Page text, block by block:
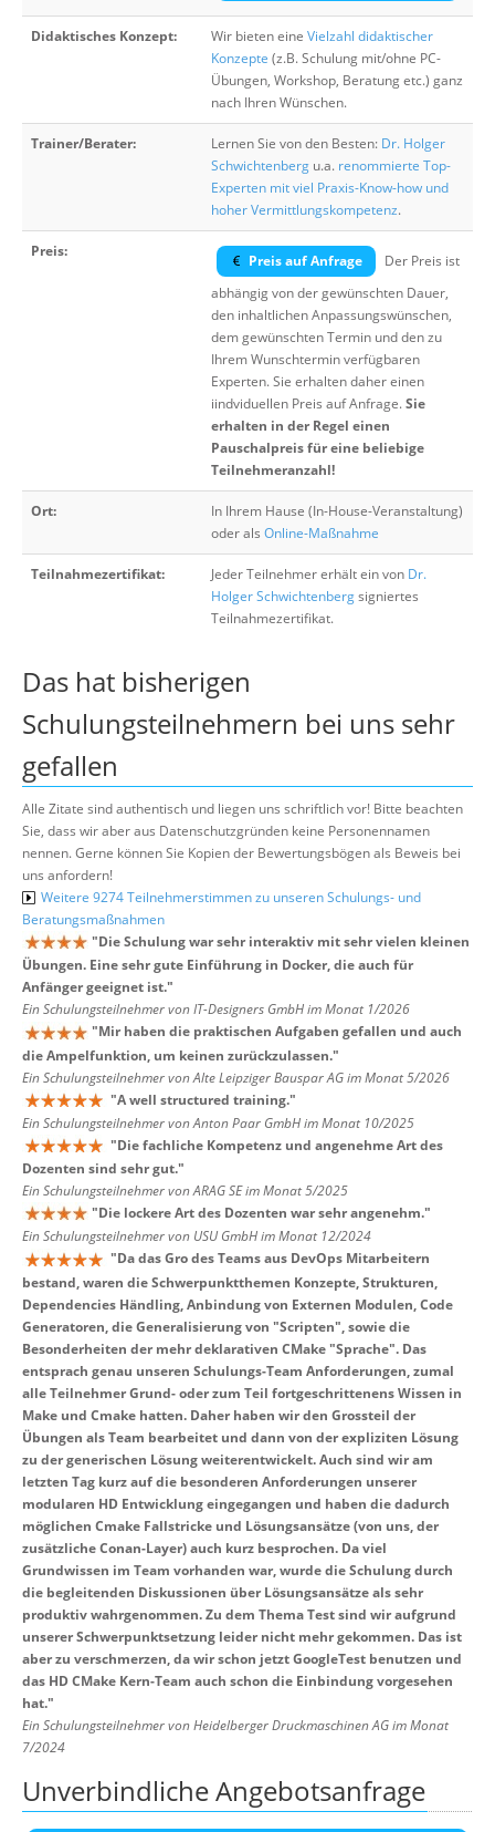
Didaktisches Konzept: Wir bieten eine Vielzahl didaktischer
Konzepte (z.B. Schulung mit/ohne PC-
Übungen, Workshop, Beratung etc.) ganz
nach Ihren Wünschen.
Trainer/Berater: Lernen Sie von den Besten: Dr. Holger
Schwichtenberg u.a. renommierte Top-
Experten mit viel Praxis-Know-how und
hoher Vermittlungskompetenz.
Preis:
Preis auf Anfrage
Der Preis ist
abhängig von der gewünschten Dauer,
den inhaltlichen Anpassungswünschen,
dem gewünschten Termin und den zu
Ihrem Wunschtermin verfügbaren
Experten. Sie erhalten daher einen
iindviduellen Preis auf Anfrage.Sie
erhalten in der Regel einen
Pauschalpreis für eine beliebige
Teilnehmeranzahl!
Ort:
In Ihrem Hause (In-House-Veranstaltung)
oder als Online-Maßnahme
Teilnahmezertifikat: Jeder Teilnehmer erhält ein von Dr.
Holger Schwichtenbergsigniertes
Teilnahmezertifikat.
Das hat bisherigen
Schulungsteilnehmern bei uns sehr
gefallen
Alle Zitate sind authentisch und liegen uns schriftlich vor! Bitte beachten
Sie, dass wir aber aus Datenschutzgründen keine Personennamen
nennen. Gerne können Sie Kopien der Bewertungsbögen als Beweis bei
uns anfordern!
Weitere 9274 Teilnehmerstimmen zu unseren Schulungs- und
Beratungsmaßnahmen
"Die Schulung war sehr interaktiv mit sehr vielen kleinen
Übungen. Eine sehr gute Einführung in Docker, die auch für
Anfänger geeignet ist."
Ein Schulungsteilnehmer von IT-Designers GmbH im Monat 1/2026
"Mir haben die praktischen Aufgaben gefallen und auch
die Ampelfunktion, um keinen zurückzulassen."
Ein Schulungsteilnehmer von Alte Leipziger Bauspar AG im Monat 5/2026
"A well structured training."
Ein Schulungsteilnehmer von Anton Paar GmbH im Monat 10/2025
"Die fachliche Kompetenz und angenehme Art des
Dozenten sind sehr gut."
Ein Schulungsteilnehmer von ARAG SE im Monat 5/2025
"Die lockere Art des Dozenten war sehr angenehm."
Ein Schulungsteilnehmer von USU GmbH im Monat 12/2024
"Da das Gro des Teams aus DevOps Mitarbeitern
bestand, waren die Schwerpunktthemen Konzepte, Strukturen,
Dependencies Händling, Anbindung von Externen Modulen, Code
Generatoren, die Generalisierung von "Scripten", sowie die
Besonderheiten der mehr deklarativen CMake "Sprache". Das
entsprach genau unseren Schulungs-Team Anforderungen, zumal
alle Teilnehmer Grund- oder zum Teil fortgeschrittenens Wissen in
Make und Cmake hatten. Daher haben wir den Grossteil der
Übungen als Team bearbeitet und dann von der expliziten Lösung
zu der generischen Lösung weiterentwickelt. Auch sind wir am
letzten Tag kurz auf die besonderen Anforderungen unserer
modularen HD Entwicklung eingegangen und haben die dadurch
möglichen Cmake Fallstricke und Lösungsansätze (von uns, der
zusätzliche Conan-Layer) auch kurz besprochen. Da viel
Grundwissen im Team vorhanden war, wurde die Schulung durch
die begleitenden Diskussionen über Lösungsansätze als sehr
produktiv wahrgenommen. Zu dem Thema Test sind wir aufgrund
unserer Schwerpunktsetzung leider nicht mehr gekommen. Das ist
aber zu verschmerzen, da wir schon jetzt GoogleTest benutzen und
das HD CMake Kern-Team auch schon die Einbindung vorgesehen
hat."
Ein Schulungsteilnehmer von Heidelberger Druckmaschinen AG im Monat
7/2024
Unverbindliche Angebotsanfrage